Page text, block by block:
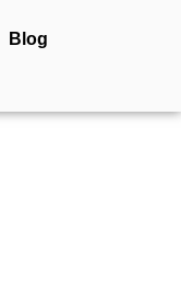
Blog